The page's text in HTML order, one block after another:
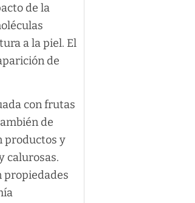
de la
a la piel. El
de
con frutas
de
productos y
calurosas.
propiedades